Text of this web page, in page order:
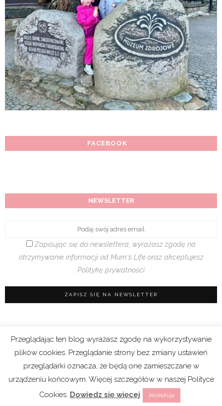
FACEBOOK
NEWSLETTER
Zapisując się do newslettera, wyrażasz zgodę na
otrzymywanie informacji od Mum's Life oraz akceptujesz
Politykę prywatności
Regulamin sklepu |Polityka prywatności (RODO)
|Cookies
Copyright 2021 © Mum’s Life. We współpracy z
Przeglądając ten blog wyrażasz zgodę na wykorzystywanie
plików cookies. Przeglądanie strony bez zmiany ustawień
przeglądarki oznacza, że będą one zamieszczane w
urządzeniu końcowym. Więcej szczegółów w naszej Polityce
Cookies. Dowiedz się więcej Akceptuję